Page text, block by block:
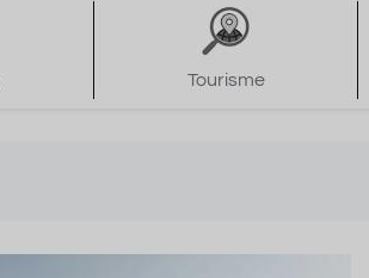
Tourisme